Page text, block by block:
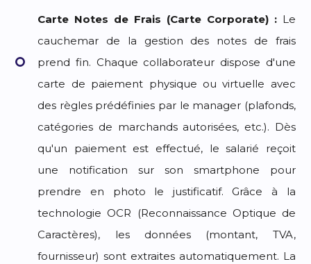
Carte Notes de Frais (Carte Corporate) :Le
cauchemar de la gestion des notes de frais
prend fin. Chaque collaborateur dispose d'une
carte de paiement physique ou virtuelle avec
des règles prédéfinies par le manager (plafonds,
catégories de marchands autorisées, etc.). Dès
qu'un paiement est effectué, le salarié reçoit
une notification sur son smartphone pour
prendre en photo le justificatif. Grâce à la
technologie OCR (Reconnaissance Optique de
Caractères), les données (montant, TVA,
fournisseur) sont extraites automatiquement. La